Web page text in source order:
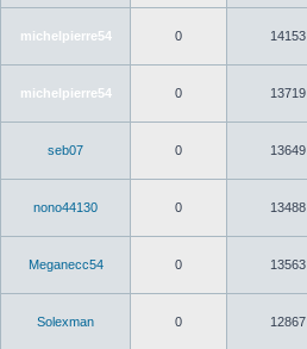
michelpierre54 0 14153
michelpierre54 0 13719
seb07 0 13649
nono44130 0 13488
Meganecc54 0 13563
Solexman 0 12867